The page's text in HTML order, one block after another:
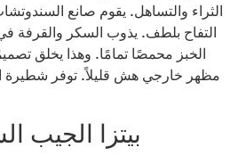
الثراء والتساهل. يقوم صانع
التفاح بلطف. يذوب السكر والقرفة
الخبز محمصًا تمامًا. وهذا يخلق
مظهر خارجي هش قليلاً. توفر شطيرة
بيتزا الجيب